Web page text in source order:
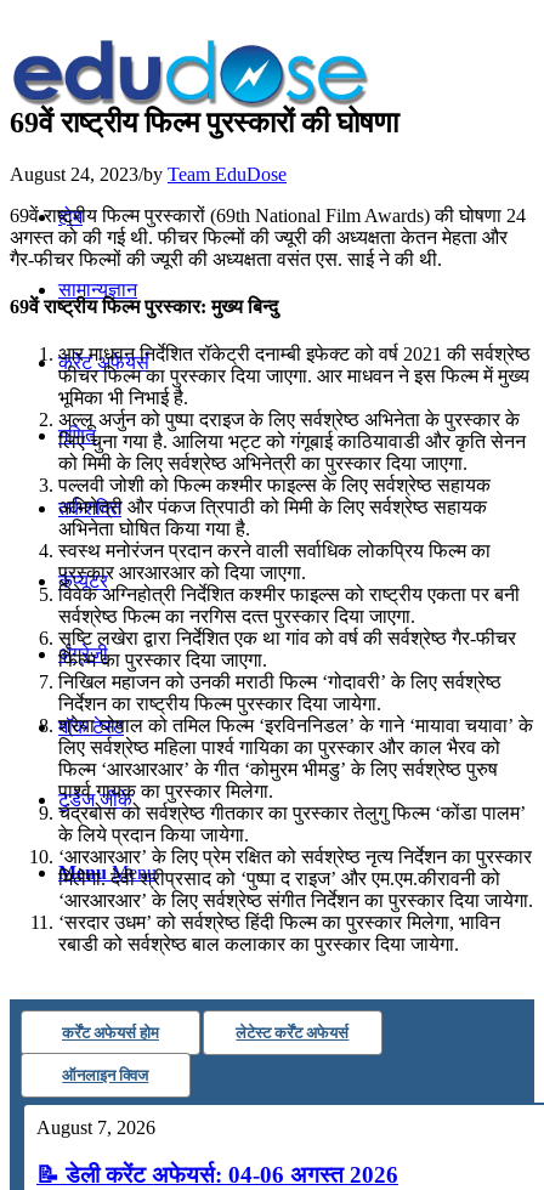
होम
सामान्यज्ञान
करेंट अफेयर्स
गणित
तर्कशक्ति
कंप्यूटर
अंग्रेजी
मॉक टेस्ट
टुडेज जीके
Menu Menu
69वें राष्‍ट्रीय फिल्‍म पुरस्‍कारों की घोषणा
August 24, 2023/by Team EduDose
69वें राष्ट्रीय फिल्म पुरस्कारों (69th National Film Awards) की घोषणा 24
अगस्त को की गई थी. फीचर फिल्‍मों की ज्‍यूरी की अध्यक्षता केतन मेहता और
गैर-फीचर फिल्‍मों की ज्‍यूरी की अध्यक्षता वसंत एस. साई ने की थी.
69वें राष्ट्रीय फिल्म पुरस्कार: मुख्य बिन्दु
आर माधवन निर्देशित रॉकेट्री दनाम्‍बी इफेक्‍ट को वर्ष 2021 की सर्वश्रेष्‍ठ
फीचर फिल्‍म का पुरस्‍कार दिया जाएगा. आर माधवन ने इस फिल्‍म में मुख्‍य
भूमिका भी निभाई है.
अल्‍लू अर्जुन को पुष्‍पा दराइज के लिए सर्वश्रेष्‍ठ अभिनेता के पुरस्‍कार के
लिए चुना गया है. आलिया भट्ट को गंगूबाई काठियावाडी और कृति सेनन
को मिमी के लिए सर्वश्रेष्‍ठ अभिनेत्री का पुरस्‍कार दिया जाएगा.
पल्‍लवी जोशी को फिल्‍म कश्‍मीर फाइल्‍स के लिए सर्वश्रेष्‍ठ सहायक
अभिनेत्री और पंकज त्रिपाठी को मिमी के लिए सर्वश्रेष्‍ठ सहायक
अभिनेता घोषित किया गया है.
स्वस्थ मनोरंजन प्रदान करने वाली सर्वाधिक लोकप्रिय फिल्म का
पुरस्‍कार आरआरआर को दिया जाएगा.
विवेक अग्निहोत्री निर्देशित कश्‍मीर फाइल्‍स को राष्‍ट्रीय एकता पर बनी
सर्वश्रेष्‍ठ फिल्‍म का नरगिस दत्‍त पुरस्‍कार दिया जाएगा.
सृष्टि लखेरा द्वारा निर्देशित एक था गांव को वर्ष की सर्वश्रेष्ठ गैर-फीचर
फिल्म का पुरस्कार दिया जाएगा.
निखिल महाजन को उनकी मराठी फिल्म ‘गोदावरी’ के लिए सर्वश्रेष्ठ
निर्देशन का राष्ट्रीय फिल्म पुरस्कार दिया जायेगा.
श्रेया घोषाल को तमिल फिल्म ‘इरविननिडल’ के गाने ‘मायावा चयावा’ के
लिए सर्वश्रेष्ठ महिला पार्श्व गायिका का पुरस्कार और काल भैरव को
फिल्म ‘आरआरआर’ के गीत ‘कोमुरम भीमडु’ के लिए सर्वश्रेष्ठ पुरुष
पार्श्व गायक का पुरस्कार मिलेगा.
चंद्रबोस को सर्वश्रेष्ठ गीतकार का पुरस्कार तेलुगु फिल्म ‘कोंडा पालम’
के लिये प्रदान किया जायेगा.
‘आरआरआर’ के लिए प्रेम रक्षित को सर्वश्रेष्‍ठ नृत्‍य निर्देशन का पुरस्‍कार
मिलेगा. देवी श्रीप्रसाद को ‘पुष्पा द राइज’ और एम.एम.कीरावनी को
‘आरआरआर’ के लिए सर्वश्रेष्ठ संगीत निर्देशन का पुरस्कार दिया जायेगा.
‘सरदार उधम’ को सर्वश्रेष्ठ हिंदी फिल्म का पुरस्कार मिलेगा, भाविन
रबाडी को सर्वश्रेष्ठ बाल कलाकार का पुरस्कार दिया जायेगा.
कर्रेंट अफेयर्स होम लेटेस्ट कर्रेंट अफेयर्स
ऑनलाइन क्विज
August 7, 2026
📝 डेली करेंट अफेयर्स: 04-06 अगस्त 2026